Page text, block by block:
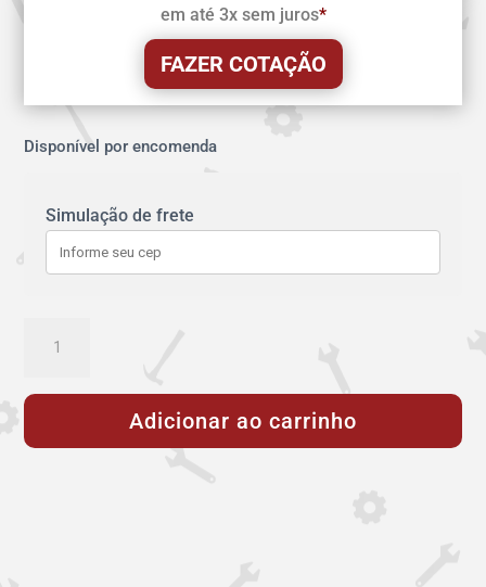
em até 3x sem juros*
FAZER COTAÇÃO
Disponível por encomenda
Simulação de frete
109-
PN16
Adicionar ao carrinho